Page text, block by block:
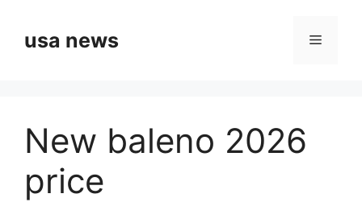
contentusa news Menu
New baleno 2026
price